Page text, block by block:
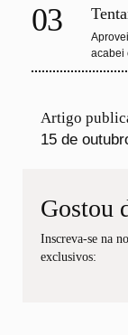
03
acabei
Artigo
15 de
Gostou
Inscreva-se na
exclusivos: